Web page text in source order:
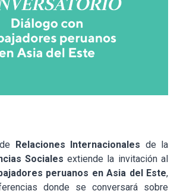
Relaciones Internacionales de la
Sociales extiende la invitación al
peruanos en Asia del Este,
donde se conversará sobre